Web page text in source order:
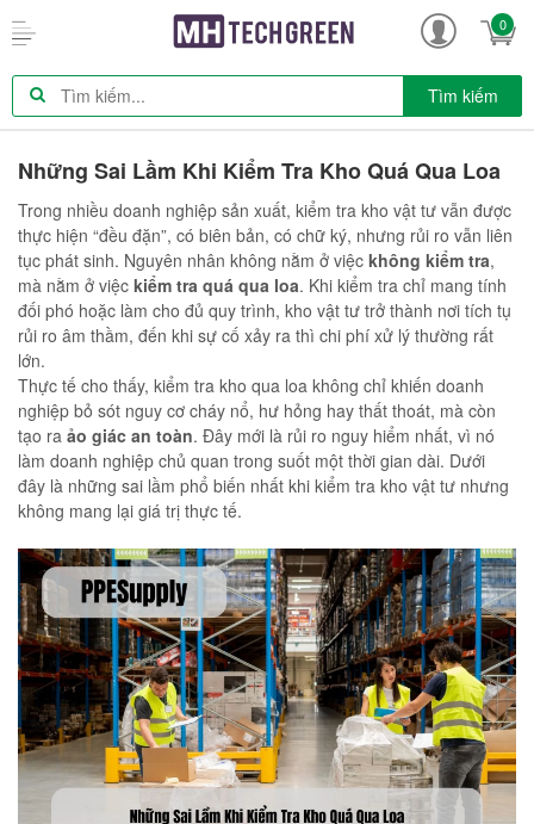
0
Tìm kiếm
Những Sai Lầm Khi Kiểm Tra Kho Quá Qua Loa
Trong nhiều doanh nghiệp sản xuất, kiểm tra kho vật tư vẫn được
thực hiện “đều đặn”, có biên bản, có chữ ký, nhưng rủi ro vẫn liên
tục phát sinh. Nguyên nhân không nằm ở việc không kiểm tra,
mà nằm ở việc kiểm tra quá qua loa. Khi kiểm tra chỉ mang tính
đối phó hoặc làm cho đủ quy trình, kho vật tư trở thành nơi tích tụ
rủi ro âm thầm, đến khi sự cố xảy ra thì chi phí xử lý thường rất
lớn.
Thực tế cho thấy, kiểm tra kho qua loa không chỉ khiến doanh
nghiệp bỏ sót nguy cơ cháy nổ, hư hỏng hay thất thoát, mà còn
tạo ra ảo giác an toàn. Đây mới là rủi ro nguy hiểm nhất, vì nó
làm doanh nghiệp chủ quan trong suốt một thời gian dài. Dưới
đây là những sai lầm phổ biến nhất khi kiểm tra kho vật tư nhưng
không mang lại giá trị thực tế.